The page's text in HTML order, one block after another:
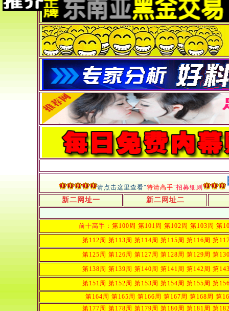
请点击这里查看"特请高手"招募细则
新二网址一 新二网址二
前十高手： 第100周 第101周 第102周 第103周 第
第112周 第113周 第114周 第115周 第116周 第
第125周 第126周 第127周 第128周 第129周 第
第138周 第139周 第140周 第141周 第142周 第
第151周 第152周 第153周 第154周 第155周 第
第164周 第165周 第166周 第167周 第168周 第
第177周 第178周 第179周 第180周 第181周 第